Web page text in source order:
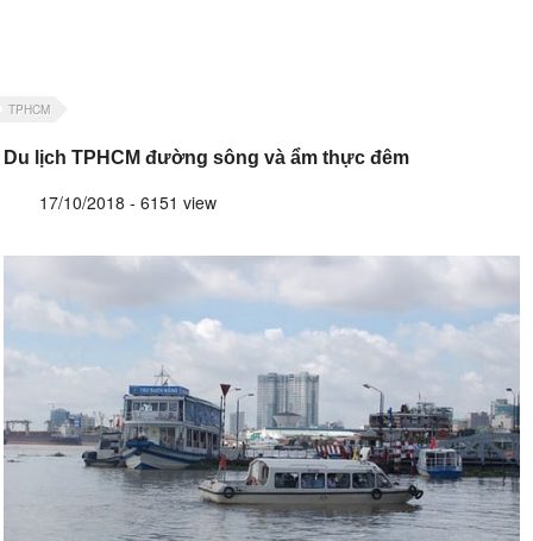
TPHCM
Du lịch TPHCM đường sông và ẩm thực đêm
17/10/2018 - 6151 view